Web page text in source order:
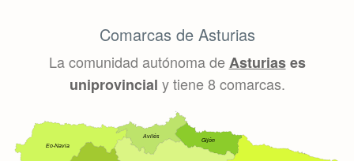
Comarcas de Asturias
La comunidad autónoma deAsturiases
uniprovincial y tiene 8 comarcas.